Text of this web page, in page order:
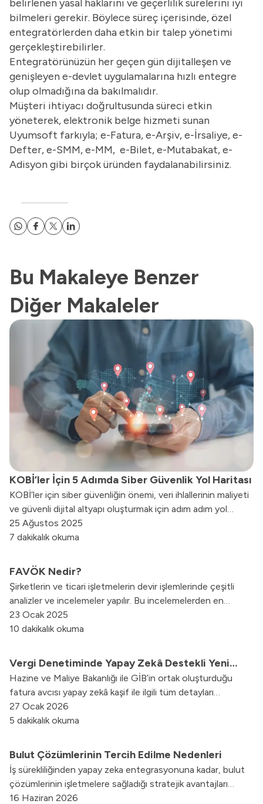
belirlenen yasal haklarını ve geçerlilik sürelerini iyi
bilmeleri gerekir. Böylece süreç içerisinde, özel
entegratörlerden daha etkin bir talep yönetimi
gerçekleştirebilirler.
Entegratörünüzün her geçen gün dijitalleşen ve
genişleyen e-devlet uygulamalarına hızlı entegre
olup olmadığına da bakılmalıdır.
Müşteri ihtiyacı doğrultusunda süreci etkin
yöneterek, elektronik belge hizmeti sunan
Uyumsoft farkıyla; e-Fatura, e-Arşiv, e-İrsaliye, e-
Defter, e-SMM, e-MM, e-Bilet, e-Mutabakat, e-
Adisyon gibi birçok üründen faydalanabilirsiniz.
Bu Makaleye Benzer
Diğer Makaleler
KOBİ’ler İçin 5 Adımda Siber Güvenlik Yol Haritası
KOBİ’ler için siber güvenliğin önemi, veri ihlallerinin maliyeti
ve güvenli dijital altyapı oluşturmak için adım adım yol
haritasını bu içerikte bulabilirsiniz.
25 Ağustos 2025
7 dakikalık okuma
FAVÖK Nedir?
Şirketlerin ve ticari işletmelerin devir işlemlerinde çeşitli
analizler ve incelemeler yapılır. Bu incelemelerden en
önemlisi de FAVÖK konusunda gerçekleştirilir.
23 Ocak 2025
10 dakikalık okuma
Vergi Denetiminde Yapay Zekâ Destekli Yeni
Takip ve Analiz Sistemi: KAŞİF
Hazine ve Maliye Bakanlığı ile GİB’in ortak oluşturduğu
fatura avcısı yapay zekâ kaşif ile ilgili tüm detayları
yazımızda bulabilirsiniz.
27 Ocak 2026
5 dakikalık okuma
Bulut Çözümlerinin Tercih Edilme Nedenleri
İş sürekliliğinden yapay zeka entegrasyonuna kadar, bulut
çözümlerinin işletmelere sağladığı stratejik avantajları
keşfedin.
16 Haziran 2026